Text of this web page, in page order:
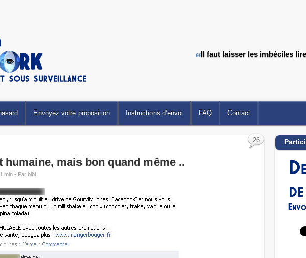
Il faut laisser les imbéciles
Envoyez votre proposition Instructions d’envoi FAQ Contact
humaine, mais bon quand même ..
min • Par bibi
26